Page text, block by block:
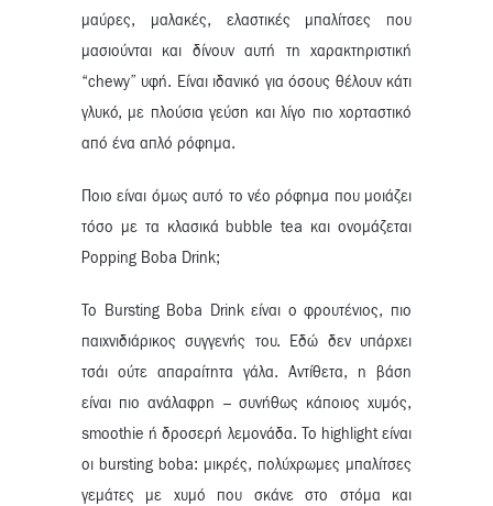
μαύρες, μαλακές, ελαστικές μπαλίτσες που
μασιούνται και δίνουν αυτή τη χαρακτηριστική
“chewy” υφή. Είναι ιδανικό για όσους θέλουν κάτι
γλυκό, με πλούσια γεύση και λίγο πιο χορταστικό
από ένα απλό ρόφημα.
Ποιο είναι όμως αυτό το νέο ρόφημα που μοιάζει
τόσο με τα κλασικά bubble tea και ονομάζεται
Popping Boba Drink;
Το Bursting Boba Drink είναι ο φρουτένιος, πιο
παιχνιδιάρικος συγγενής του. Εδώ δεν υπάρχει
τσάι ούτε απαραίτητα γάλα. Αντίθετα, η βάση
είναι πιο ανάλαφρη – συνήθως κάποιος χυμός,
smoothie ή δροσερή λεμονάδα. Το highlight είναι
οι bursting boba: μικρές, πολύχρωμες μπαλίτσες
γεμάτες με χυμό που σκάνε στο στόμα και